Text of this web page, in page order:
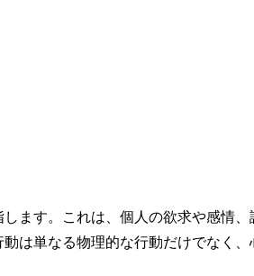
ます。これは、個人の欲求や感情、
は単なる物理的な行動だけでなく、